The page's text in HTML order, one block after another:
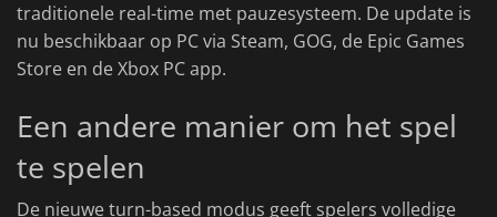
traditionele real-time met pauzesysteem. De update is
nu beschikbaar op PC via Steam, GOG, de Epic Games
Store en de Xbox PC app.
Een andere manier om het spel
te spelen
De nieuwe turn-based modus geeft spelers volledige